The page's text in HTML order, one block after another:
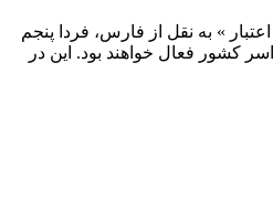
» به نقل از فارس، فردا پنجم
کشور فعال خواهند بود. این در